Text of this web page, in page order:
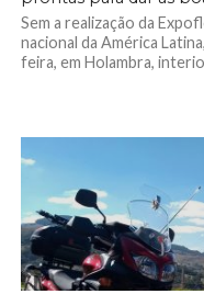
Sem a realização da
nacional da América
feira, em Holambra,